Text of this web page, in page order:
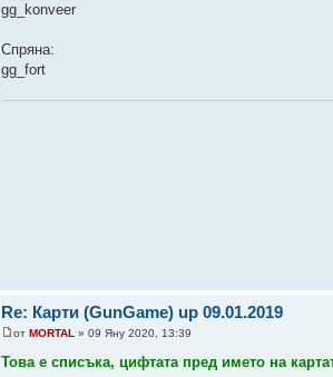
gg_konveer
Спряна:
gg_fort
Re: Карти (GunGame) up 09.01.2019
от MORTAL » 09 Яну 2020, 13:39
Това е списъка, цифтата пред името на